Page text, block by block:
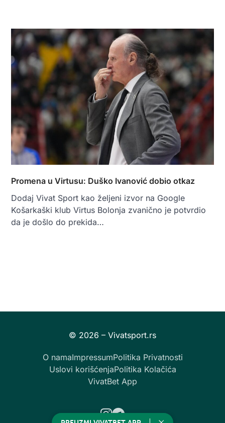
Promena u Virtusu: Duško Ivanović dobio otkaz
Dodaj Vivat Sport kao željeni izvor na Google
Košarkaški klub Virtus Bolonja zvanično je potvrdio
da je došlo do prekida…
O namaImpressumPolitika Privatnosti
Uslovi korišćenjaPolitika Kolačića
VivatBet App